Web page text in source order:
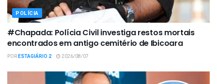
POLÍCIA
#Chapada: Polícia Civil investiga restos mortais
encontrados em antigo cemitério de Ibicoara
PORESTAGIÁRIO 2 2026/08/07